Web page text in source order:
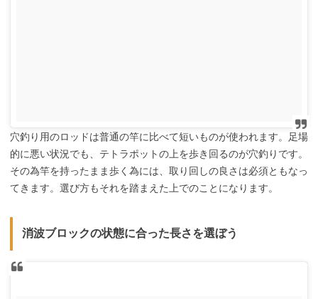
穴釣り用のロッドは普通の竿に比べて短いものが使われます。足場
的に悪い状況でも、テトラポットの上を歩き回るのが穴釣りです。
その為竿を持ったまま歩く為には、取り回しの良さは必須ともなっ
てきます。選び方もそれを踏まえた上でのことになります。
消波ブロックの状態に合った長さを選ぼう